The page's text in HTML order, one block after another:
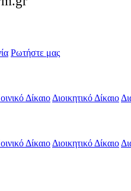
Ρωτήστε μας
Δίκαιο Διοικητικό Δίκαιο
Δίκαιο Διοικητικό Δίκαιο